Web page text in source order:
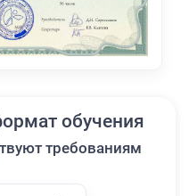
обучения
требованиям